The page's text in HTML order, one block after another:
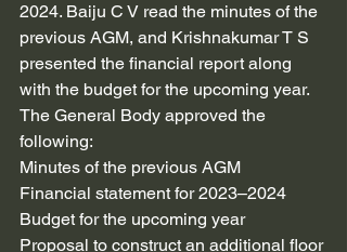
2024. Baiju C V read the minutes of the
previous AGM, and Krishnakumar T S
presented the financial report along
with the budget for the upcoming year.
The General Body approved the
following:
Minutes of the previous AGM
Financial statement for 2023–2024
Budget for the upcoming year
Proposal to construct an additional floor